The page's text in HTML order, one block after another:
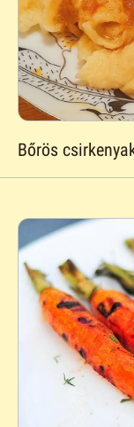
Bőrös